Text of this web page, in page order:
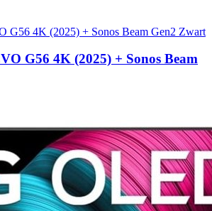
G56 4K (2025) + Sonos Beam